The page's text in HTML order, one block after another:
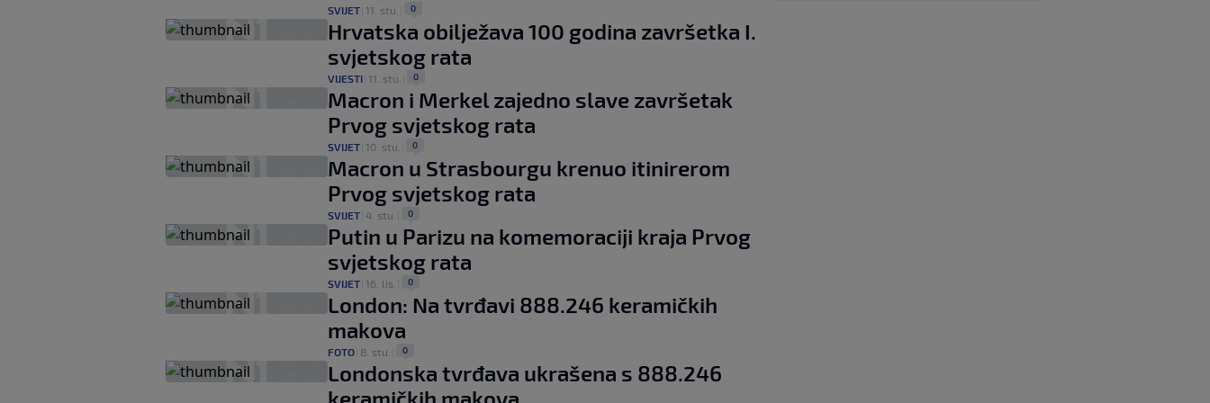
SVIJET 11. stu. 0
Hrvatska obilježava 100 godina završetka I.
svjetskog rata
VIJESTI 11. stu. 0
Macron i Merkel zajedno slave završetak
Prvog svjetskog rata
SVIJET 10. stu. 0
Macron u Strasbourgu krenuo itinirerom
Prvog svjetskog rata
SVIJET 4. stu. 0
Putin u Parizu na komemoraciji kraja Prvog
svjetskog rata
SVIJET 16. lis. 0
London: Na tvrđavi 888.246 keramičkih
makova
FOTO 8. stu. 0
Londonska tvrđava ukrašena s 888.246